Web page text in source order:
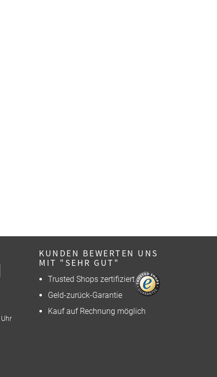
KUNDEN BEWERTEN UNS
MIT "SEHR GUT"
Trusted Shops zertifiziert
Geld-zurück-Garantie
Kauf auf Rechnung möglich